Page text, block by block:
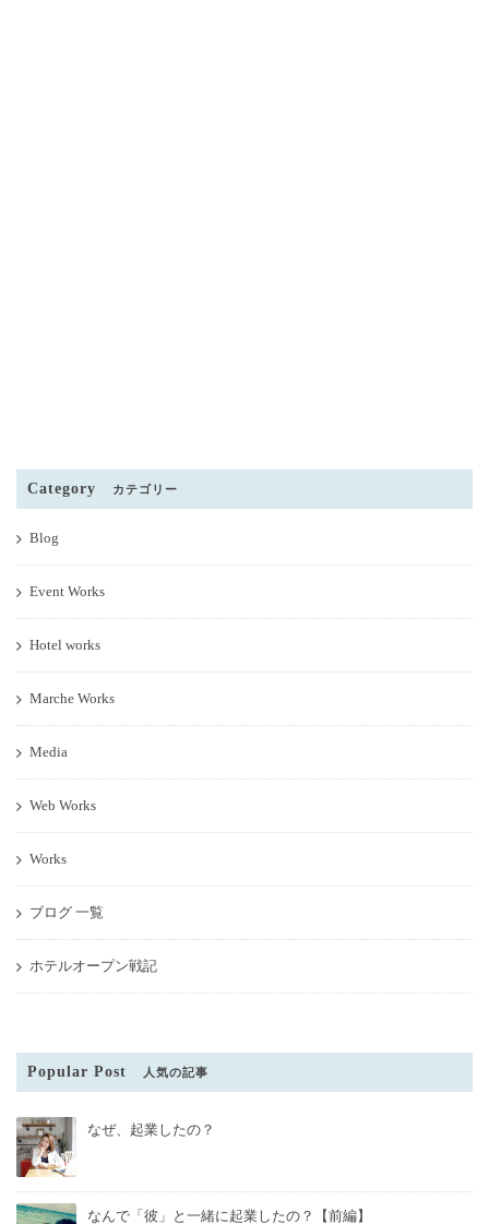
Category カテゴリー
Blog
Event Works
Hotel works
Marche Works
Media
Web Works
Works
ブログ 一覧
ホテルオープン戦記
Popular Post 人気の記事
なぜ、起業したの？
なんで「彼」と一緒に起業したの？【前編】